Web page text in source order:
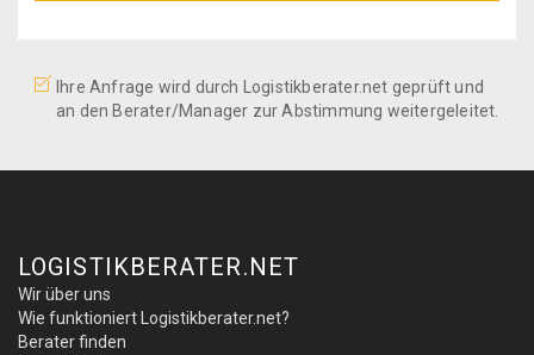
Ihre Anfrage wird durch Logistikberater.net geprüft und
an den Berater/Manager zur Abstimmung weitergeleitet.
LOGISTIKBERATER.NET
Wir über uns
Wie funktioniert Logistikberater.net?
Berater finden